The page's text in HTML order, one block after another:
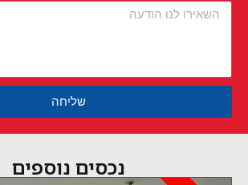
שליחה
נכסים נוספים